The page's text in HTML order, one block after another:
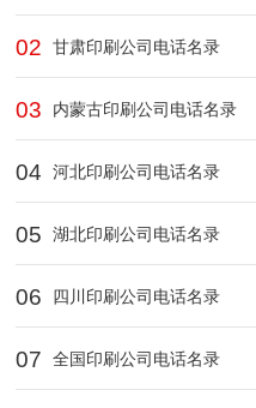
02 甘肃印刷公司电话名录
03 内蒙古印刷公司电话名录
04 河北印刷公司电话名录
05 湖北印刷公司电话名录
06 四川印刷公司电话名录
07 全国印刷公司电话名录